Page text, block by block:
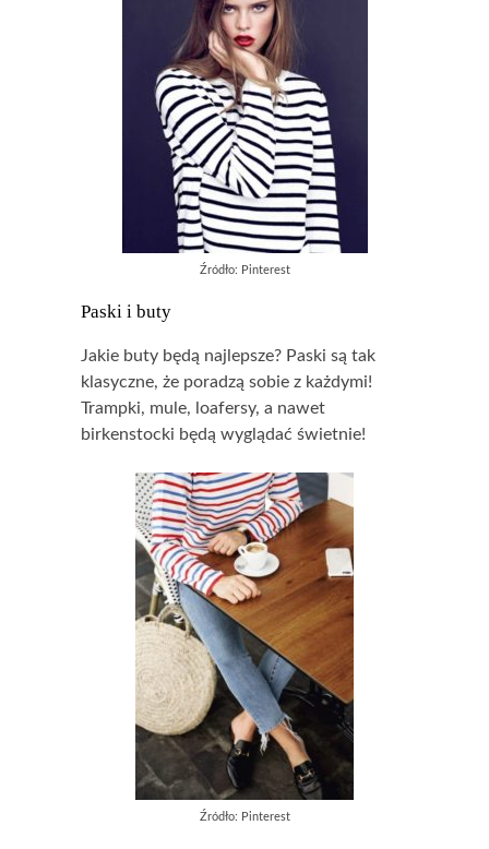
Źródło: Pinterest
Paski i buty
Jakie buty będą najlepsze? Paski są tak
klasyczne, że poradzą sobie z każdymi!
Trampki, mule, loafersy, a nawet
birkenstocki będą wyglądać świetnie!
Źródło: Pinterest